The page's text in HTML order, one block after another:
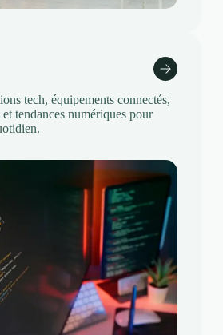
tech, équipements connectés,
tendances numériques pour